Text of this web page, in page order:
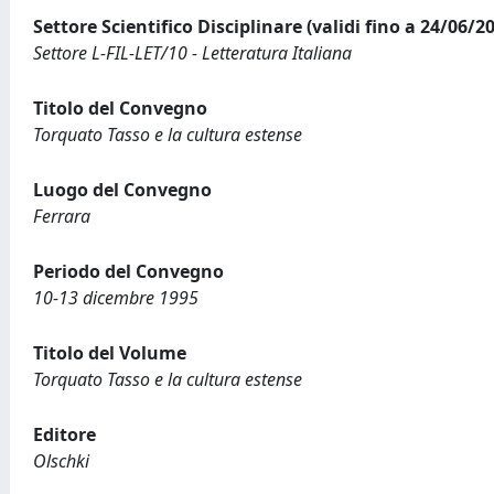
Settore Scientifico Disciplinare (validi fino a 24/06/
Settore L-FIL-LET/10 - Letteratura Italiana
Titolo del Convegno
Torquato Tasso e la cultura estense
Luogo del Convegno
Ferrara
Periodo del Convegno
10-13 dicembre 1995
Titolo del Volume
Torquato Tasso e la cultura estense
Editore
Olschki